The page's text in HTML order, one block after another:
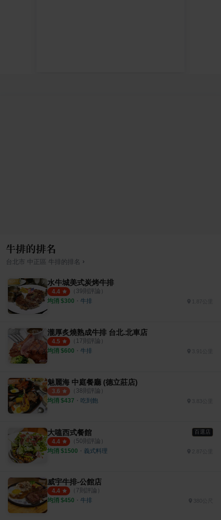
牛排的排名
台北市 中正區 牛排 的排名 ›
水牛城美式炭烤牛排
4.4 （ 39則評論）
均消 $300 ・ 牛排
瀧厚炙燒熟成牛排 台北.北車店
4.5 （ 17則評論）
均消 $600 ・ 牛排
魅麗海 中庭餐廳 (德立莊店)
3.6 （ 38則評論）
均消 $437 ・ 吃到飽
大嗑西式餐館 百選店
4.4 （ 50則評論）
均消 $1500 ・ 義式料理
威宇牛排-公館店
4.4 （ 7則評論）
均消 $450 ・ 牛排